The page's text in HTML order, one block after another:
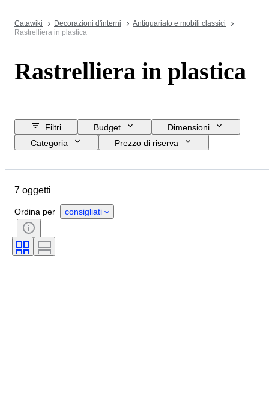
Catawiki Decorazioni d'interni
Antiquariato e mobili classici
Rastrelliera in plastica
Rastrelliera in plastica
Filtri Budget
Dimensioni
Categoria
Prezzo di riserva
Paese d’origine
Condizioni
Colore
Epoca
7 oggetti
Ordina per consigliati